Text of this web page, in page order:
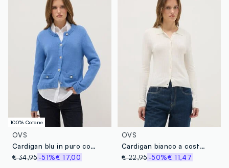
100% Cotone
OVS
Cardigan blu in puro cotone regular fit con bottoni
€ 34,95-51%€ 17,00
OVS
Cardigan bianco a coste slim fit con collo polo
€ 22,95 -50%€ 11,47